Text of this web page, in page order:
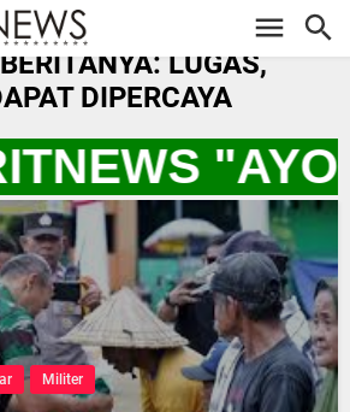
LUGAS,
DIPERCAYA
"AYO
Militer